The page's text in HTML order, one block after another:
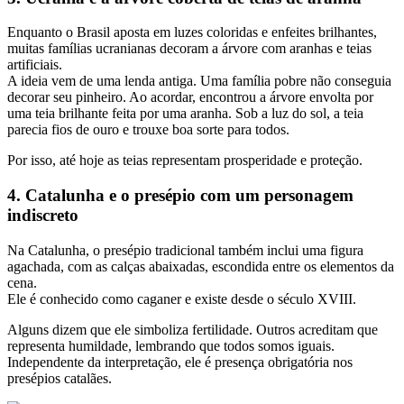
Enquanto o Brasil aposta em luzes coloridas e enfeites brilhantes,
muitas famílias ucranianas decoram a árvore com aranhas e teias
artificiais.
A ideia vem de uma lenda antiga. Uma família pobre não conseguia
decorar seu pinheiro. Ao acordar, encontrou a árvore envolta por
uma teia brilhante feita por uma aranha. Sob a luz do sol, a teia
parecia fios de ouro e trouxe boa sorte para todos.
Por isso, até hoje as teias representam prosperidade e proteção.
4. Catalunha e o presépio com um personagem
indiscreto
Na Catalunha, o presépio tradicional também inclui uma figura
agachada, com as calças abaixadas, escondida entre os elementos da
cena.
Ele é conhecido como caganer e existe desde o século XVIII.
Alguns dizem que ele simboliza fertilidade. Outros acreditam que
representa humildade, lembrando que todos somos iguais.
Independente da interpretação, ele é presença obrigatória nos
presépios catalães.